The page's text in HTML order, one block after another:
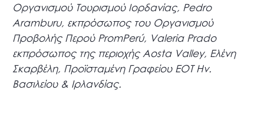
Οργανισμού Τουρισμού Ιορδανίας, Pedro
Aramburu, εκπρόσωπος του Οργανισμού
Προβολής Περού PromPerú, Valeria Prado
εκπρόσωπος της περιοχής Aosta Valley, Ελένη
Σκαρβέλη, Προϊσταμένη Γραφείου ΕΟΤ Ην.
Βασιλείου & Ιρλανδίας.